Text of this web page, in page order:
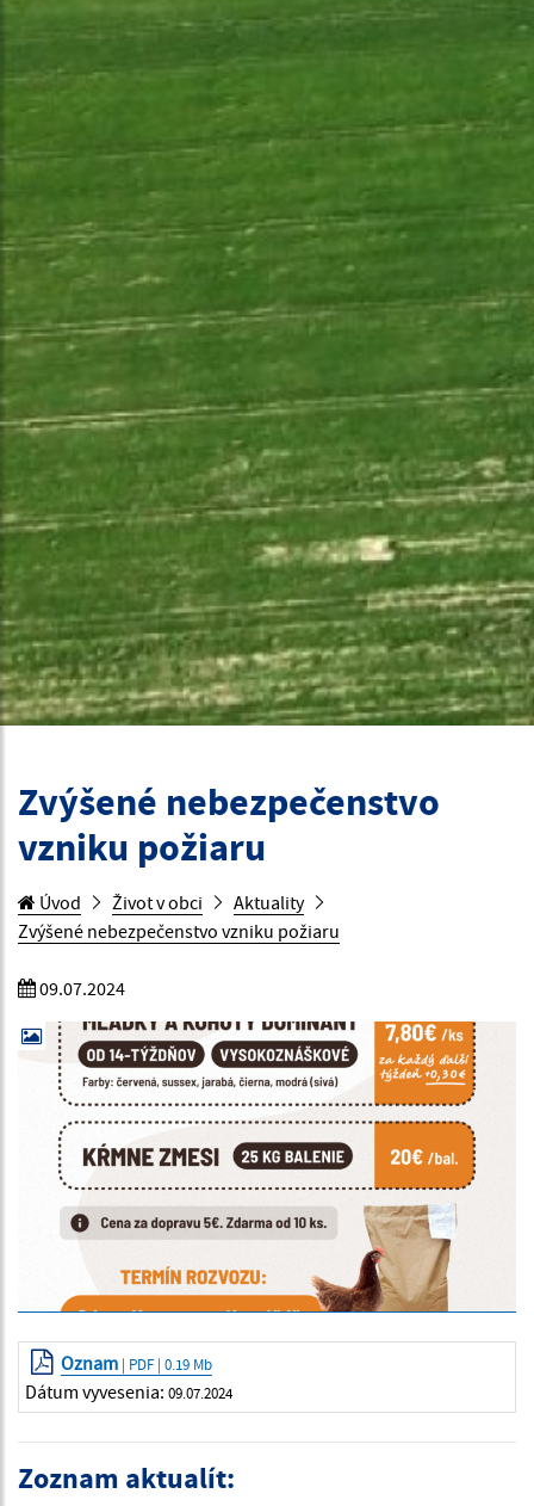
Zvýšené nebezpečenstvo
vzniku požiaru
Úvod Život v obci
Aktuality
Zvýšené nebezpečenstvo vzniku požiaru
09.07.2024
Oznam | PDF | 0.19 Mb
Dátum vyvesenia: 09.07.2024
Zoznam aktualít: